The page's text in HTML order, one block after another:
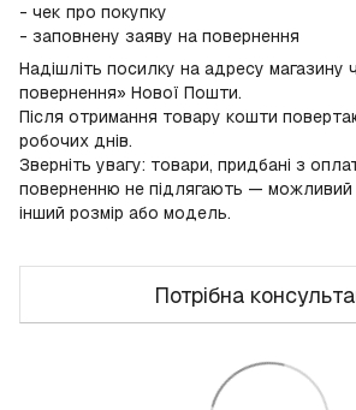
- чек про покупку
- заповнену заяву на повернення
Надішліть посилку на адресу магазину
повернення» Нової Пошти.
Після отримання товару кошти
робочих днів.
Зверніть увагу: товари, придбані з
поверненню не підлягають — можливий
інший розмір або модель.
Потрібна